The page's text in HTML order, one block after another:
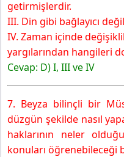
getirmişlerdir.
III. Din gibi bağlayıcı
IV. Zaman içinde
yargılarından hangileri
Cevap: D) I, III ve IV
7. Beyza bilinçli bir
düzgün şekilde nasıl
haklarının neler
konuları öğrenebileceği